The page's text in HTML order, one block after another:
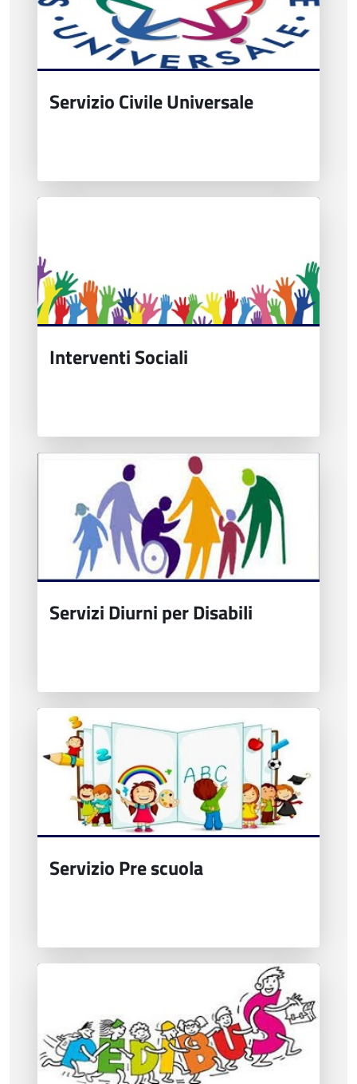
Servizio Civile Universale
Interventi Sociali
Servizi Diurni per Disabili
Servizio Pre scuola